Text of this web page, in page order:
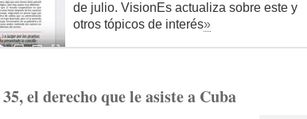
de julio. VisionEs actualiza sobre este y
otros tópicos de interés»
el derecho que le asiste a Cuba